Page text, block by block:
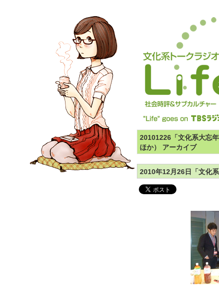
20101226「文化系大忘
ほか） アーカイブ
2010年12月26日「文化